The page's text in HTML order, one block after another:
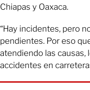
Chiapas y Oaxaca.
“Hay incidentes, pero
pendientes. Por eso
atendiendo las causas,
accidentes en